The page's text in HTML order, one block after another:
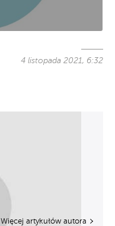
4 listopada 2021, 6:32
Więcej artykułów autora